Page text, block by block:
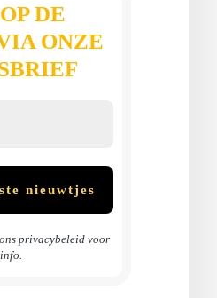
DE
ONZE
privacybeleid voor